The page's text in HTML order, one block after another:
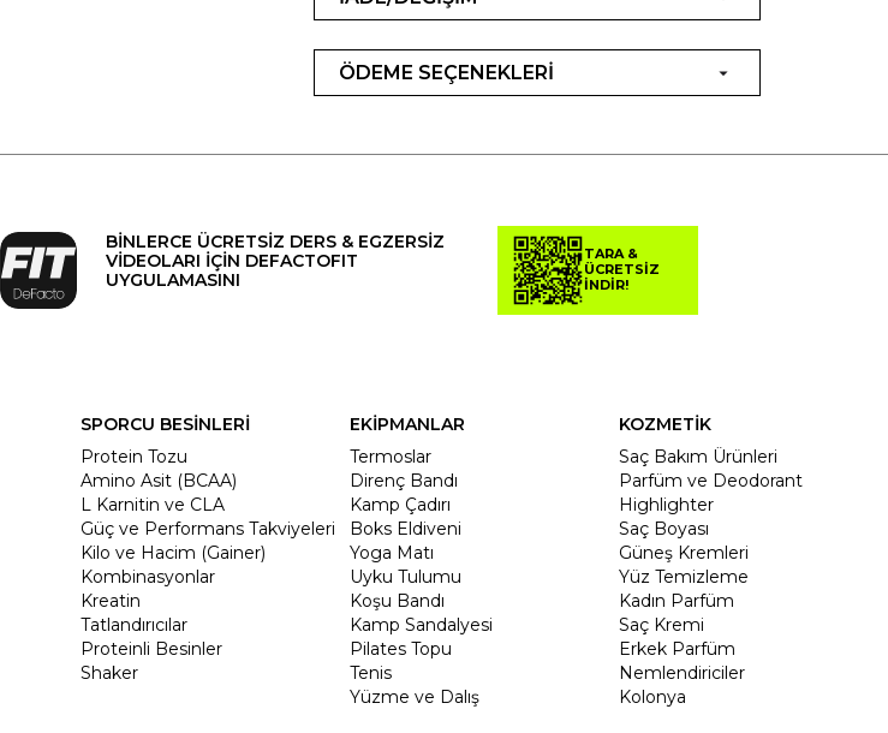
ÖDEME SEÇENEKLERİ
BİNLERCE ÜCRETSİZ DERS & EGZERSİZ
VİDEOLARI İÇİN DEFACTOFIT
UYGULAMASINI
TARA &
ÜCRETSİZ
İNDİR!
SPORCU BESİNLERİ
Protein Tozu
Amino Asit (BCAA)
L Karnitin ve CLA
Güç ve Performans Takviyeleri
Kilo ve Hacim (Gainer)
Kombinasyonlar
Kreatin
Tatlandırıcılar
Proteinli Besinler
Shaker
EKİPMANLAR
Termoslar
Direnç Bandı
Kamp Çadırı
Boks Eldiveni
Yoga Matı
Uyku Tulumu
Koşu Bandı
Kamp Sandalyesi
Pilates Topu
Tenis
Yüzme ve Dalış
KOZMETİK
Saç Bakım Ürünleri
Parfüm ve Deodorant
Highlighter
Saç Boyası
Güneş Kremleri
Yüz Temizleme
Kadın Parfüm
Saç Kremi
Erkek Parfüm
Nemlendiriciler
Kolonya